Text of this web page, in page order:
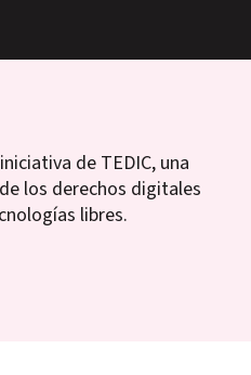
de TEDIC, una
los derechos digitales
libres.